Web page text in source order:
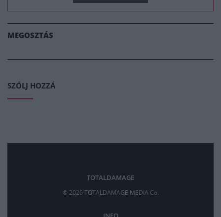
MEGOSZTÁS
SZÓLJ HOZZÁ
TOTALDAMAGE
© 2026 TOTALDAMAGE MEDIA Co.